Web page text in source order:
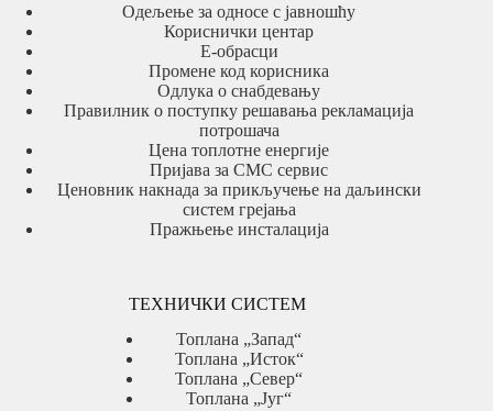
Одељење за односе с јавношћу
Кориснички центар
Е-обрасци
Промене код корисника
Одлука о снабдевању
Правилник о поступку решавања рекламација
потрошача
Цена топлотне енергије
Пријава за СМС сервис
Ценовник накнада за прикључење на даљински
систем грејања
Пражњење инсталација
ТЕХНИЧКИ СИСТЕМ
Топлана „Запад“
Топлана „Исток“
Топлана „Север“
Топлана „Југ“